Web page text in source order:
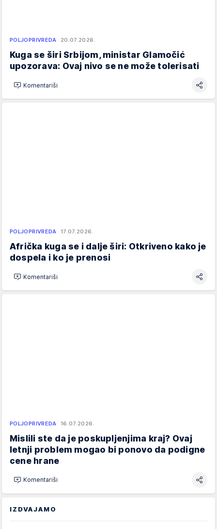
POLJOPRIVREDA 20.07.2026.
Kuga se širi Srbijom, ministar Glamočić
upozorava: Ovaj nivo se ne može tolerisati
Komentariši
POLJOPRIVREDA 17.07.2026.
Afrička kuga se i dalje širi: Otkriveno kako je
dospela i ko je prenosi
Komentariši
POLJOPRIVREDA 16.07.2026.
Mislili ste da je poskupljenjima kraj? Ovaj
letnji problem mogao bi ponovo da podigne
cene hrane
Komentariši
IZDVAJAMO